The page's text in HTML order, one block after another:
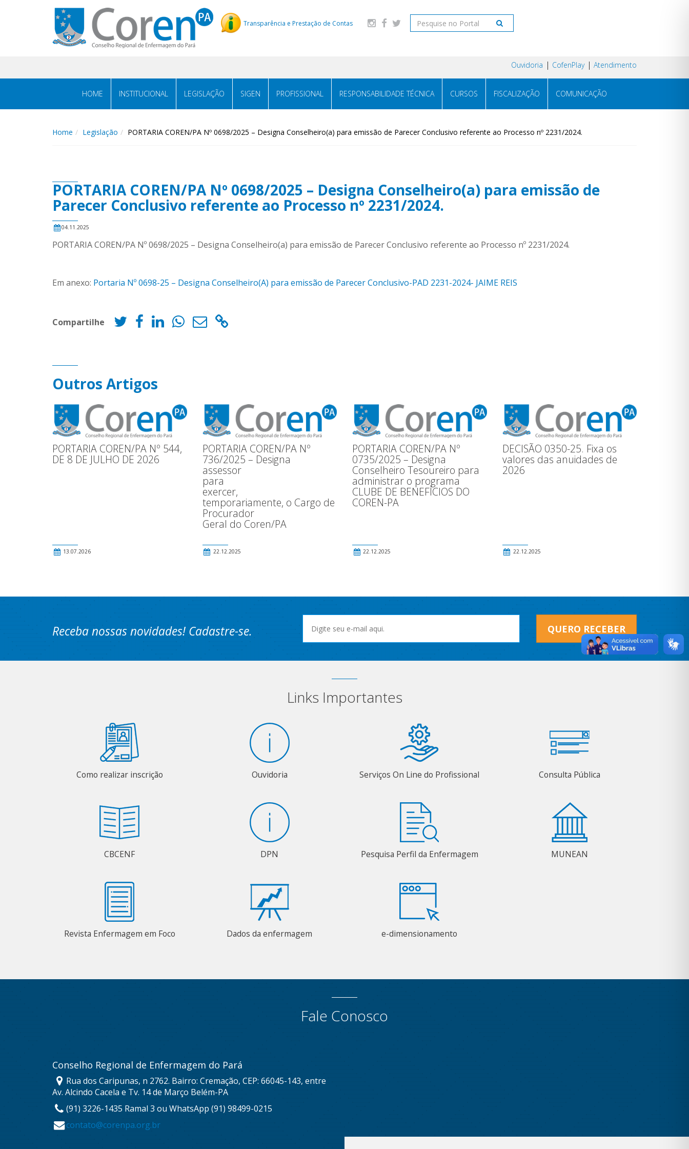
Transparência e Prestação de Contas
Ouvidoria CofenPlay Atendimento
HOME INSTITUCIONAL LEGISLAÇÃO SIGEN PROFISSIONAL RESPONSABILIDADE TÉCNICA CURSOS FISCALIZAÇÃO COMUNICAÇÃO
Home Legislação PORTARIA COREN/PA Nº 0698/2025 – Designa Conselheiro(a) para emissão de Parecer Conclusivo referente ao Processo nº 2231/2024.
PORTARIA COREN/PA Nº 0698/2025 – Designa Conselheiro(a) para emissão de
Parecer Conclusivo referente ao Processo nº 2231/2024.
04.11.2025
PORTARIA COREN/PA Nº 0698/2025 – Designa Conselheiro(a) para emissão de Parecer Conclusivo referente ao Processo nº 2231/2024.
Em anexo: Portaria Nº 0698-25 – Designa Conselheiro(A) para emissão de Parecer Conclusivo-PAD 2231-2024- JAIME REIS
Compartilhe
Outros Artigos
PORTARIA COREN/PA Nº 544,
DE 8 DE JULHO DE 2026
13.07.2026
PORTARIA COREN/PA Nº
736/2025 – Designa
assessor
para
exercer,
temporariamente, o Cargo de
Procurador
Geral do Coren/PA
22.12.2025
PORTARIA COREN/PA Nº
0735/2025 – Designa
Conselheiro Tesoureiro para
administrar o programa
CLUBE DE BENEFÍCIOS DO
COREN-PA
22.12.2025
DECISÃO 0350-25. Fixa os
valores das anuidades de
2026
22.12.2025
Receba nossas novidades! Cadastre-se. QUERO RECEBER
Links Importantes
Como realizar inscrição Ouvidoria Serviços On Line do Profissional Consulta Pública
CBCENF DPN Pesquisa Perfil da Enfermagem MUNEAN
Revista Enfermagem em Foco Dados da enfermagem e-dimensionamento
Fale Conosco
Conselho Regional de Enfermagem do Pará
Rua dos Caripunas, n 2762. Bairro: Cremação, CEP: 66045-143, entre
Av. Alcindo Cacela e Tv. 14 de Março Belém-PA
(91) 3226-1435 Ramal 3 ou WhatsApp (91) 98499-0215
contato@corenpa.org.br